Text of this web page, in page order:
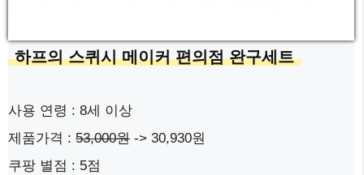
하프의 스퀴시 메이커 편의점 완구세트
사용 연령 : 8세 이상
제품가격 : 53,000원 -> 30,930원
쿠팡 별점 : 5점